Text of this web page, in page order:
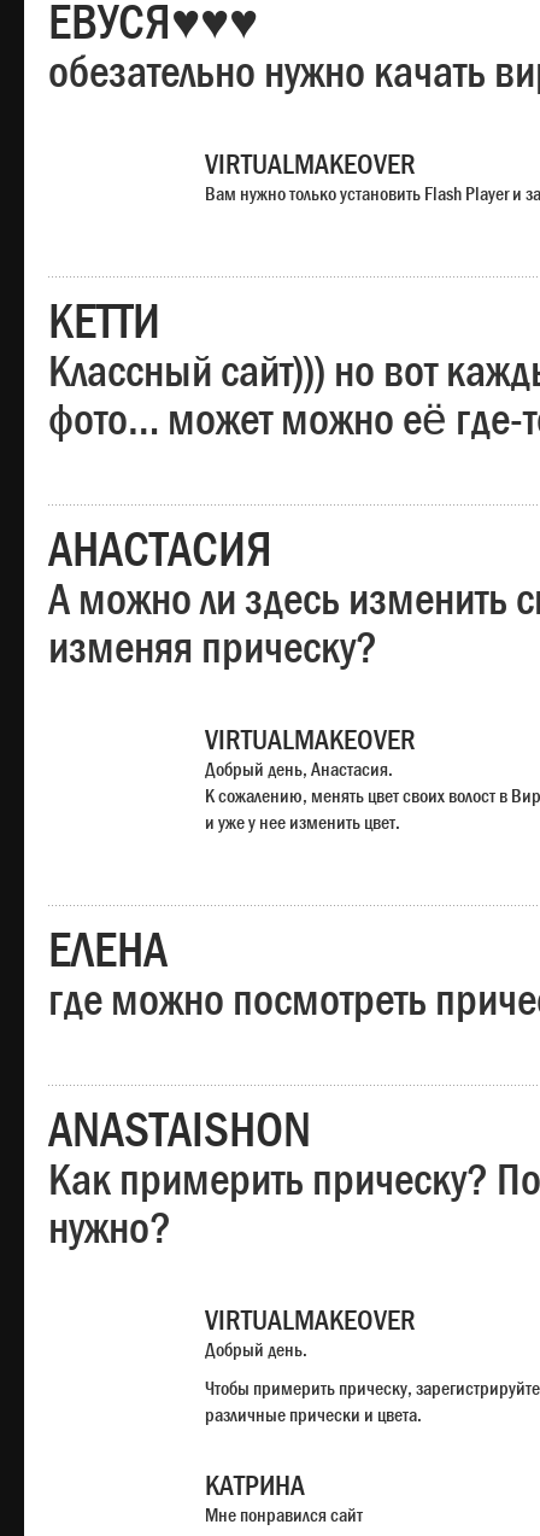
ЕВУСЯ♥♥♥
обезательно нужно качать
VIRTUALMAKEOVER
Вам нужно только установить Flash Player и
КЕТТИ
Классный сайт))) но вот
фото… может можно её где-
АНАСТАСИЯ
А можно ли здесь изменить
изменяя прическу?
VIRTUALMAKEOVER
Добрый день, Анастасия.
К сожалению, менять цвет своих волост в
и уже у нее изменить цвет.
ЕЛЕНА
где можно посмотреть
ANASTAISHON
Как примерить прическу?
нужно?
VIRTUALMAKEOVER
Добрый день.
Чтобы примерить прическу,
различные прически и цвета.
КАТРИНА
Мне понравился сайт